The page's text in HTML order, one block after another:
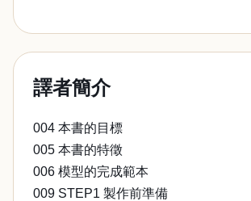
譯者簡介
004 本書的目標
005 本書的特徵
006 模型的完成範本
009 STEP1 製作前準備